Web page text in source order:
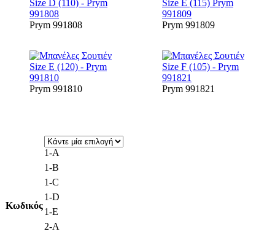
Prym 991808 Prym 991809
Prym 991810 Prym 991821
Κωδικός
1-Α
1-B
1-C
1-D
1-E
2-A